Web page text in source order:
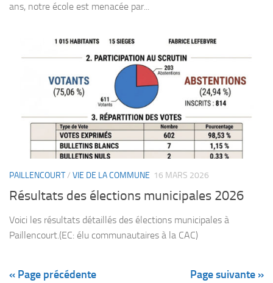
ans, notre école est menacée par...
PAILLENCOURT/ VIE DE LA COMMUNE 16 MARS 2026
Résultats des élections municipales 2026
Voici les résultats détaillés des élections municipales à
Paillencourt.(EC: élu communautaires à la CAC)
« Page précédente Page suivante »